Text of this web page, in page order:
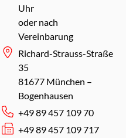
Uhr
oder nach
Vereinbarung
Richard-Strauss-Straße
35
81677 München –
Bogenhausen
+49 89 457 109 70
+49 89 457 109 717